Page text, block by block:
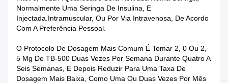
Normalmente Uma Seringa De Insulina, E
Injectada.Intramuscular, Ou Por Via Intravenosa, De Acordo
Com A Preferência Pessoal.
O Protocolo De Dosagem Mais Comum É Tomar 2, 0 Ou 2,
5 Mg De TB-500 Duas Vezes Por Semana Durante Quatro A
Seis Semanas, E Depois Reduzir Para Uma Taxa De
Dosagem Mais Baixa, Como Uma Ou Duas Vezes Por Mês